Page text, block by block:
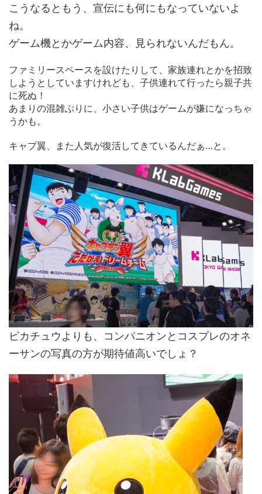
こうなるともう、宣伝にも何にもなっていないよ
ね。
ゲーム機とかゲーム内容、見られないんだもん。
ファミリースペースを設けたりして、家族連れとかを招致
しようとしていますけれども、子供連れて行ったら親子共
に死ぬ！
あまりの混雑ぶりに、小さい子供はゲームが嫌になっちゃ
うかも。
キャプ翼、また人気が復活してきているんだぁ…と。
ピカチュウよりも、コンパニオンとコスプレのオネ
ーサンの写真の方が期待値高いでしょ？